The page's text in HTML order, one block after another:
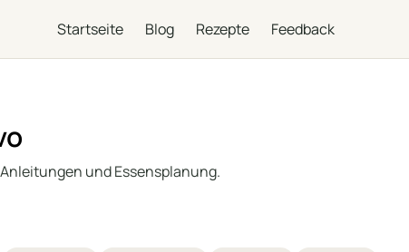
Startseite Blog Rezepte Feedback
und Essensplanung.